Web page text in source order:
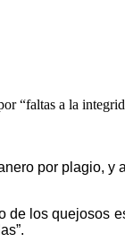
“faltas a la
por plagio,
los quejosos